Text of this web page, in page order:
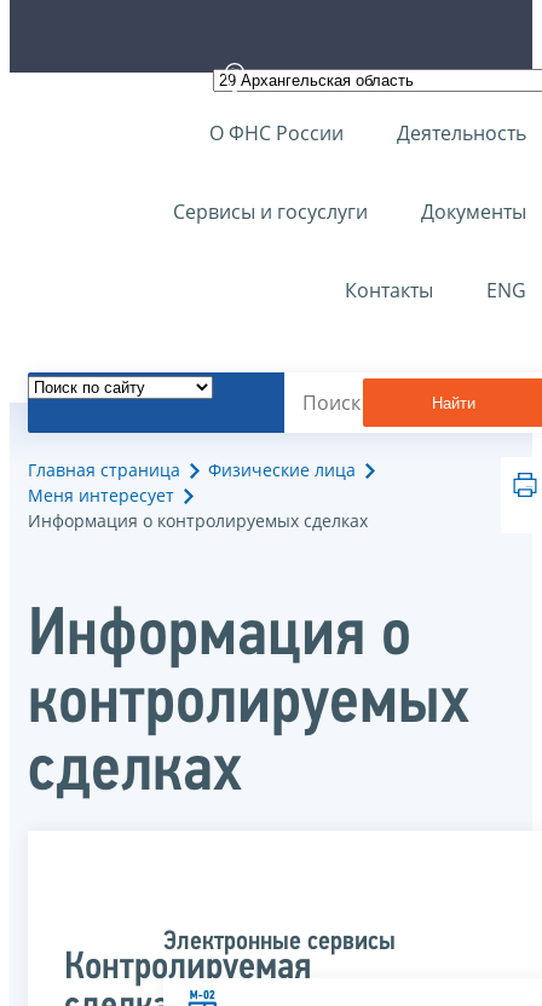
О ФНС России Деятельность
Сервисы и госуслуги Документы
Контакты ENG
Найти
Главная страница
Физические лица
Меня интересует
Информация о контролируемых сделках
Информация о
контролируемых
сделках
Контролируемая
Электронные сервисы